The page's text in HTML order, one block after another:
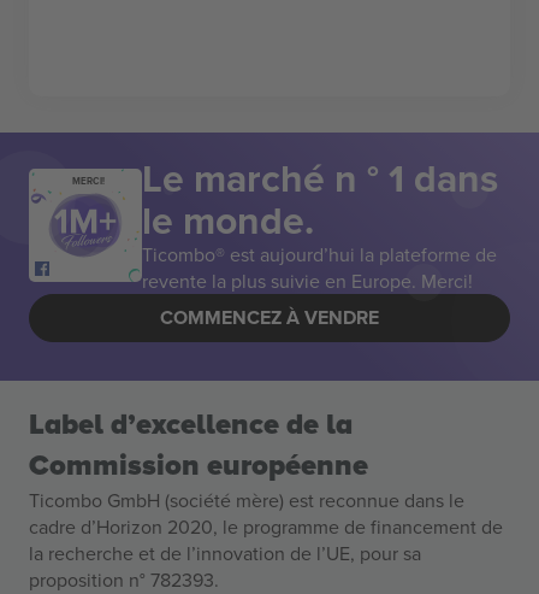
MERCI! Le marché n ° 1 dans
le monde.
Ticombo® est aujourd’hui la plateforme de
revente la plus suivie en Europe. Merci!
COMMENCEZ À VENDRE
Label d’excellence de la
Commission européenne
Ticombo GmbH (société mère) est reconnue dans le
cadre d’Horizon 2020, le programme de financement de
la recherche et de l’innovation de l’UE, pour sa
proposition n° 782393.